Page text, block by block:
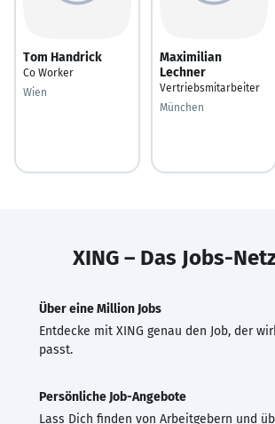
Tom Handrick
Co Worker
Wien
Maximilian
Lechner
Vertriebsmitarbeiter
München
XING – Das Jobs-
Über eine Million Jobs
Entdecke mit XING genau den Job, der
passt.
Persönliche Job-Angebote
Lass Dich finden von Arbeitgebern und